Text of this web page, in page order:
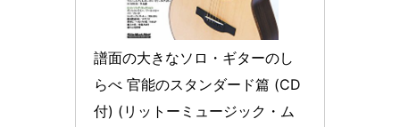
譜面の大きなソロ・ギターのし
らべ 官能のスタンダード篇 (CD
付) (リットーミュージック・ム